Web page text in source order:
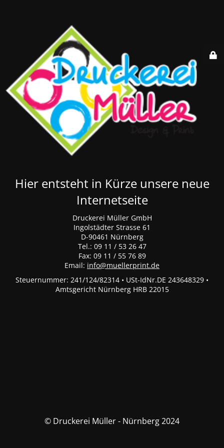
Hier entsteht in Kürze unsere neue
Internetseite
Druckerei Müller GmbH
Ingolstädter Strasse 61
D-90461 Nürnberg
Tel.: 09 11 / 53 26 47
Fax: 09 11 / 55 76 89
Email: info@muellerprint.de
Steuernummer: 241/124/82314 • USt-IdNr.DE 243648329 •
Amtsgericht Nürnberg HRB 22015
© Druckerei Müller - Nürnberg 2024